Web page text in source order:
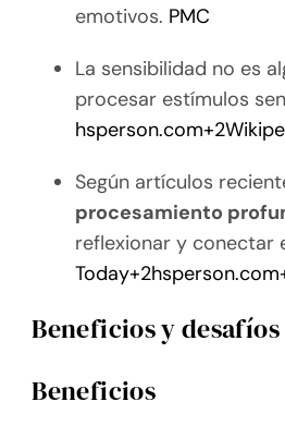
emotivos. PMC
La sensibilidad no es
procesar estímulos
hsperson.com+2
Según artículos
procesamiento
reflexionar y conectar
Today+2hsperson.com
Beneficios y
Beneficios